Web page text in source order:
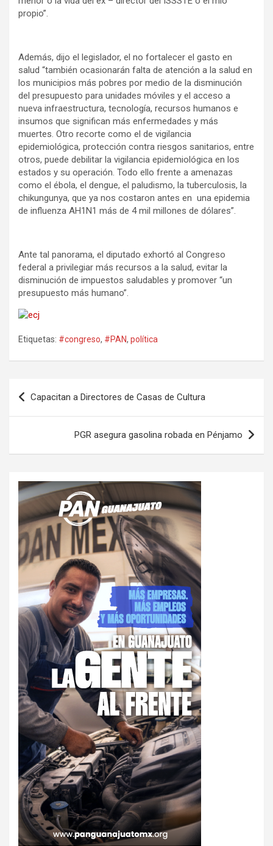
propio”.
Además, dijo el legislador, el no fortalecer el gasto en
salud “también ocasionarán falta de atención a la salud en
los municipios más pobres por medio de la disminución
del presupuesto para unidades móviles y el acceso a
nueva infraestructura, tecnología, recursos humanos e
insumos que significan más enfermedades y más
muertes. Otro recorte como el de vigilancia
epidemiológica, protección contra riesgos sanitarios, entre
otros, puede debilitar la vigilancia epidemiológica en los
estados y su operación. Todo ello frente a amenazas
como el ébola, el dengue, el paludismo, la tuberculosis, la
chikungunya, que ya nos costaron antes en una epidemia
de influenza AH1N1 más de 4 mil millones de dólares”.
Ante tal panorama, el diputado exhortó al Congreso
federal a privilegiar más recursos a la salud, evitar la
disminución de impuestos saludables y promover “un
presupuesto más humano”.
Etiquetas: #congreso, #PAN, política
Navegación
de
Capacitan a Directores de Casas de Cultura
PGR asegura gasolina robada en Pénjamo